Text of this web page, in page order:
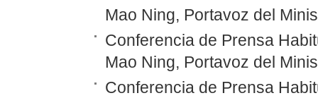
Mao Ning, Portavoz del
Conferencia de Prensa
Mao Ning, Portavoz del
Conferencia de Prensa